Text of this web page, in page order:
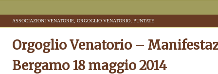
ASSOCIAZIONI VENATORIE ORGOGLIO VENATORIO PUNTATE
Orgoglio Venatorio –
Bergamo 18 maggio 2014